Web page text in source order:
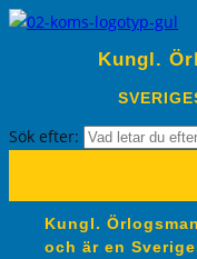
Kungl.
Sök efter:
Kungl.
och är en